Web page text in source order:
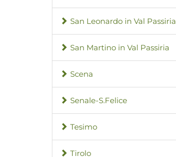
San Leonardo in Val Passiria
San Martino in Val Passiria
Scena
Senale-S.Felice
Tesimo
Tirolo